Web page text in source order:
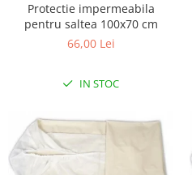
Protectie impermeabila
pentru saltea 100x70 cm
66,00 Lei
IN STOC